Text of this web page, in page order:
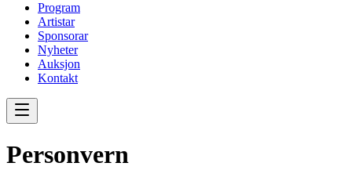
Program
Artistar
Sponsorar
Nyheter
Auksjon
Kontakt
Personvern